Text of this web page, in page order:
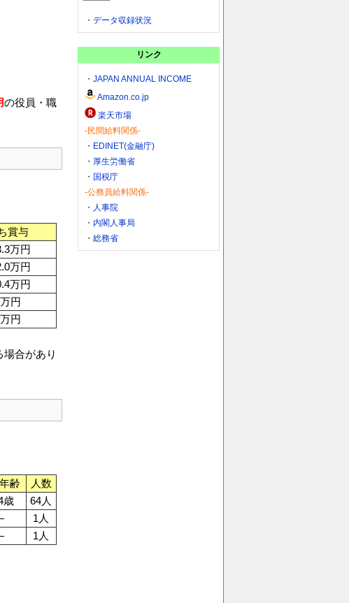
の役員・職
賞与
万円
万円
万円
円
円
合があり
齢
人数
歳
64人
1人
1人
・ データ収録状況
リンク
・ JAPAN ANNUAL INCOME
Amazon.co.jp
楽天市場
-民間給料関係-
・ EDINET(金融庁)
・ 厚生労働省
・ 国税庁
-公務員給料関係-
・ 人事院
・ 内閣人事局
・ 総務省